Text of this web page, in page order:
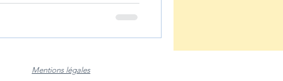
Mentions légales